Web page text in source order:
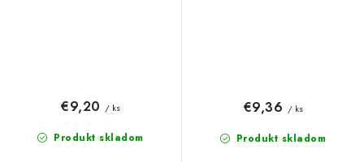
Produkt skladom
€9,20 / ks
Produkt skladom
€9,36 / ks